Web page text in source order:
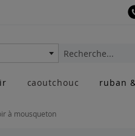
Rechercher
caoutchouc ruban
à mousqueton